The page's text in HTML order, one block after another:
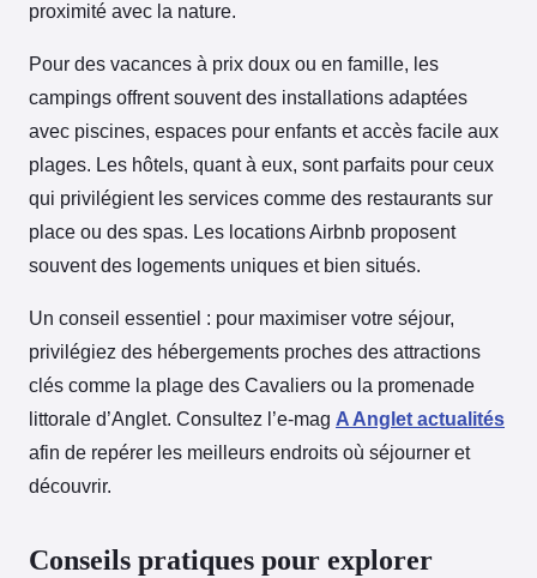
proximité avec la nature.
Pour des vacances à prix doux ou en famille, les
campings offrent souvent des installations adaptées
avec piscines, espaces pour enfants et accès facile aux
plages. Les hôtels, quant à eux, sont parfaits pour ceux
qui privilégient les services comme des restaurants sur
place ou des spas. Les locations Airbnb proposent
souvent des logements uniques et bien situés.
Un conseil essentiel : pour maximiser votre séjour,
privilégiez des hébergements proches des attractions
clés comme la plage des Cavaliers ou la promenade
littorale d’Anglet. Consultez l’e-mag A Anglet actualités
afin de repérer les meilleurs endroits où séjourner et
découvrir.
Conseils pratiques pour explorer